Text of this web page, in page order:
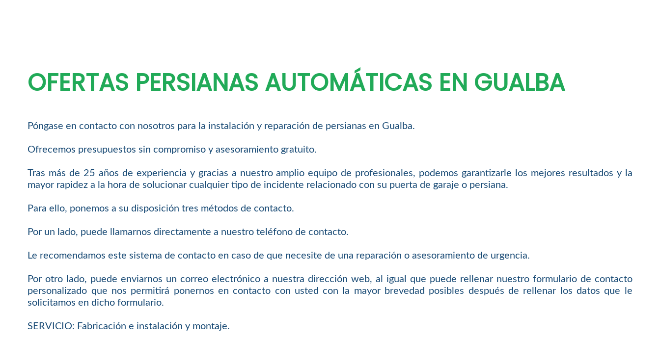
OFERTAS PERSIANAS AUTOMÁTICAS EN GUALBA
Póngase en contacto con nosotros para la instalación y reparación de persianas en Gualba.
Ofrecemos presupuestos sin compromiso y asesoramiento gratuito.
Tras más de 25 años de experiencia y gracias a nuestro amplio equipo de profesionales, podemos garantizarle los mejores resultados y la
mayor rapidez a la hora de solucionar cualquier tipo de incidente relacionado con su puerta de garaje o persiana.
Para ello, ponemos a su disposición tres métodos de contacto.
Por un lado, puede llamarnos directamente a nuestro teléfono de contacto.
Le recomendamos este sistema de contacto en caso de que necesite de una reparación o asesoramiento de urgencia.
Por otro lado, puede enviarnos un correo electrónico a nuestra dirección web, al igual que puede rellenar nuestro formulario de contacto
personalizado que nos permitirá ponernos en contacto con usted con la mayor brevedad posibles después de rellenar los datos que le
solicitamos en dicho formulario.
SERVICIO: Fabricación e instalación y montaje.